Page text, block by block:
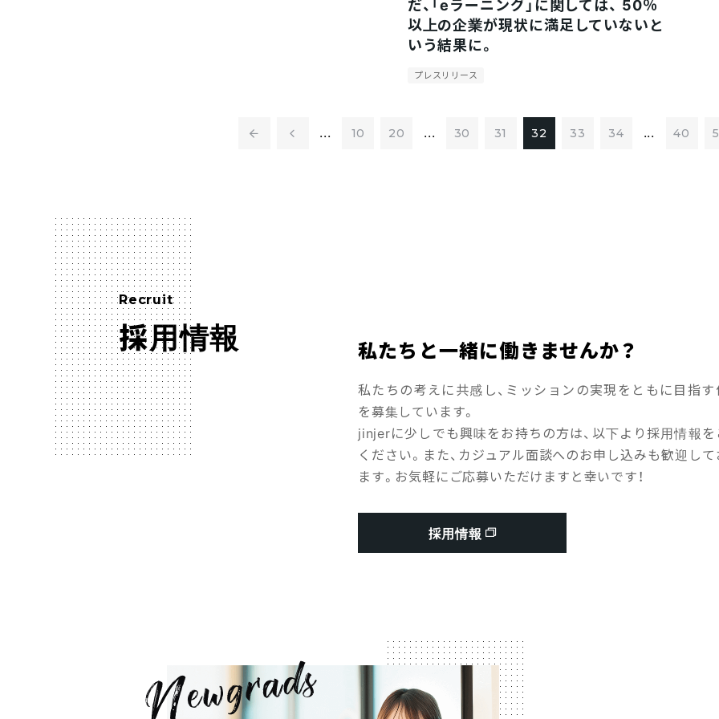
以上の企業が現状に満足していないと
いう結果に。
プレスリリース
... 10 20 ... 30 31 32 33 34 ... 40
Recruit
採用情報 私たちと一緒に働きませんか？
私たちの考えに共感し、ミッションの実現をともに目指す
を募集しています。
jinjerに少しでも興味をお持ちの方は、以下より採用情報を
ください。また、カジュアル面談へのお申し込みも歓迎して
ます。お気軽にご応募いただけますと幸いです！
採用情報